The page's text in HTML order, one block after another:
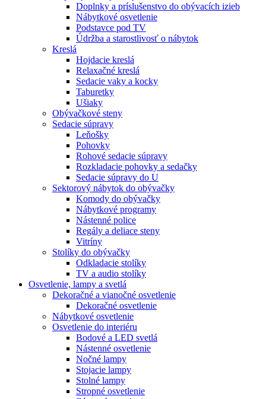
Doplnky a príslušenstvo do obývacích izieb
Nábytkové osvetlenie
Podstavce pod TV
Údržba a starostlivosť o nábytok
Kreslá
Hojdacie kreslá
Relaxačné kreslá
Sedacie vaky a kocky
Taburetky
Ušiaky
Obývačkové steny
Sedacie súpravy
Leňošky
Pohovky
Rohové sedacie súpravy
Rozkladacie pohovky a sedačky
Sedacie súpravy do U
Sektorový nábytok do obývačky
Komody do obývačky
Nábytkové programy
Nástenné police
Regály a deliace steny
Vitríny
Stolíky do obývačky
Odkladacie stolíky
TV a audio stolíky
Osvetlenie, lampy a svetlá
Dekoračné a vianočné osvetlenie
Dekoračné osvetlenie
Nábytkové osvetlenie
Osvetlenie do interiéru
Bodové a LED svetlá
Nástenné osvetlenie
Nočné lampy
Stojacie lampy
Stolné lampy
Stropné osvetlenie